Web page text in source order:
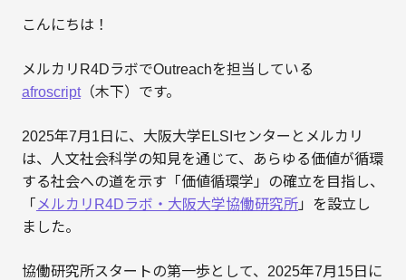
こんにちは！
メルカリR4DラボでOutreachを担当している
afroscript（木下）です。
2025年7月1日に、大阪大学ELSIセンターとメルカリ
は、人文社会科学の知見を通じて、あらゆる価値が循環
する社会への道を示す「価値循環学」の確立を目指し、
「 メルカリR4Dラボ・大阪大学協働研究所」を設立し
ました。
協働研究所スタートの第一歩として、2025年7月15日に